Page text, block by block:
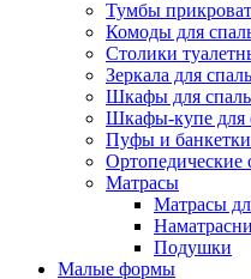
Тумбы
Комоды для
Столики
Зеркала для
Шкафы для
Шкафы-купе для
Пуфы и банкетки
Ортопедические
Матрасы
Матрасы
Подушки
Малые формы